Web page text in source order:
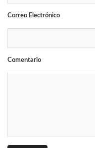
Correo Electrónico
Comentario